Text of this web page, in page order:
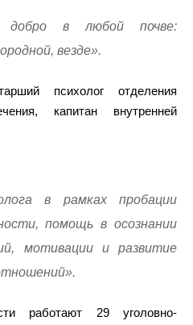
в любой почве:
везде».
психолог отделения
капитан внутренней
в рамках пробации
помощь в осознании
мотивации и развитие
работают 29 уголовно-